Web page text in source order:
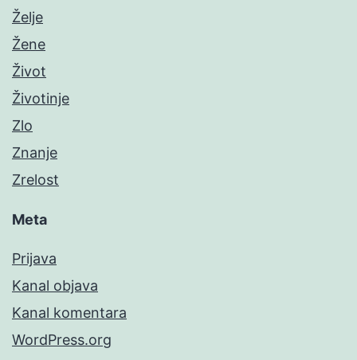
Želje
Žene
Život
Životinje
Zlo
Znanje
Zrelost
Meta
Prijava
Kanal objava
Kanal komentara
WordPress.org